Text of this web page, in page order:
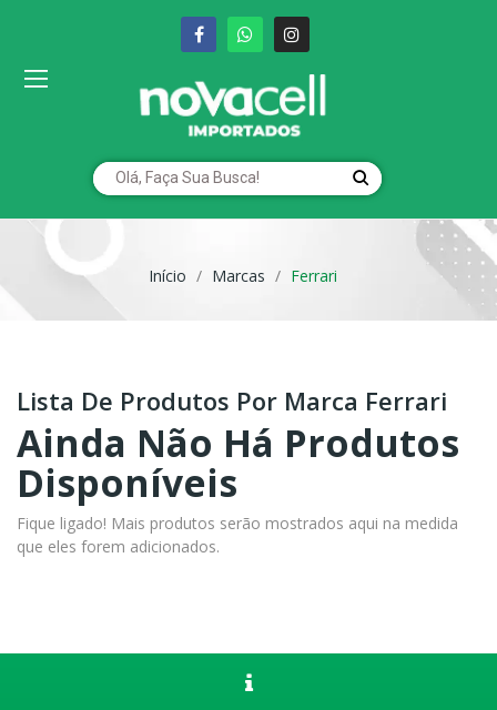
Início Marcas Ferrari
Lista De Produtos Por Marca Ferrari
Ainda Não Há Produtos
Disponíveis
Fique ligado! Mais produtos serão mostrados aqui na medida
que eles forem adicionados.